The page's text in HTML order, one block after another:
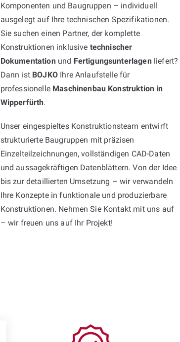
Komponenten und Baugruppen – individuell
ausgelegt auf Ihre technischen Spezifikationen.
Sie suchen einen Partner, der komplette
Konstruktionen inklusive technischer
Dokumentationund Fertigungsunterlagenliefert?
Dann ist BOJKOIhre Anlaufstelle für
professionelle Maschinenbau Konstruktion in
Wipperfürth.
Unser eingespieltes Konstruktionsteam entwirft
strukturierte Baugruppen mit präzisen
Einzelteilzeichnungen, vollständigen CAD-Daten
und aussagekräftigen Datenblättern. Von der Idee
bis zur detaillierten Umsetzung – wir verwandeln
Ihre Konzepte in funktionale und produzierbare
Konstruktionen. Nehmen Sie Kontakt mit uns auf
– wir freuen uns auf Ihr Projekt!